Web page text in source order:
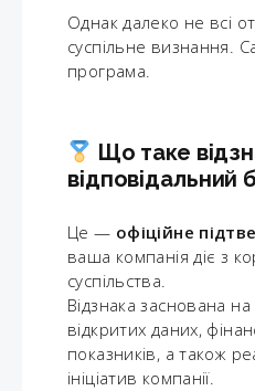
Однак далеко не всі
суспільне визнання.
програма.
Що таке
відповідальний
Це — офіційне
ваша компанія діє з
суспільства.
Відзнака заснована на
відкритих даних,
показників, а також
ініціатив компанії.